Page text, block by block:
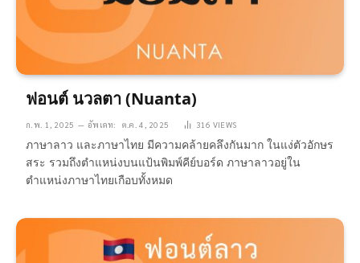
ฟอนต์ นวลตา (Nuanta)
ก.พ. 1, 2025 อัพเดท: ต.ค. 4, 2025 316 VIEWS
ภาษาลาว และภาษาไทย มีความคล้ายคลึงกันมาก ในแง่ตัวอักษร
สระ รวมถึงตำแหน่งบนแป้นพิมพ์คีย์บอร์ด ภาษาลาวอยู่ใน
ตำแหน่งภาษาไทยเกือบทั้งหมด